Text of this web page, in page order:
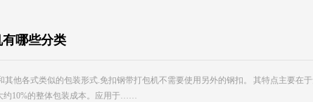
哪些分类
他各式类似的包装形式.免扣钢带打包机不需要使用另外的钢扣。 其特点主要在
约10%的整体包装成本。应用于……